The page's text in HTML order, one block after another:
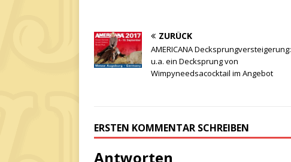
ZURÜCK
AMERICANA Decksprungversteigerung:
u.a. ein Decksprung von
Wimpyneedsacocktail im Angebot
ERSTEN KOMMENTAR SCHREIBEN
Antworten